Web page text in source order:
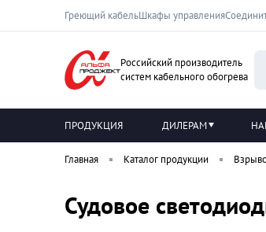
Греющий кабельШкафы управления
Российский производитель
систем кабельного обогрева
ПРОДУКЦИЯ ДИЛЕРАМ
Главная Каталог продукции
Судовое